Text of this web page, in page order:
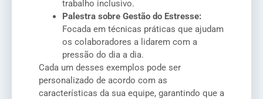
trabalho inclusivo.
Palestra sobre Gestão do Estresse:
Focada em técnicas práticas que ajudam
os colaboradores a lidarem com a
pressão do dia a dia.
Cada um desses exemplos pode ser
personalizado de acordo com as
características da sua equipe, garantindo que a